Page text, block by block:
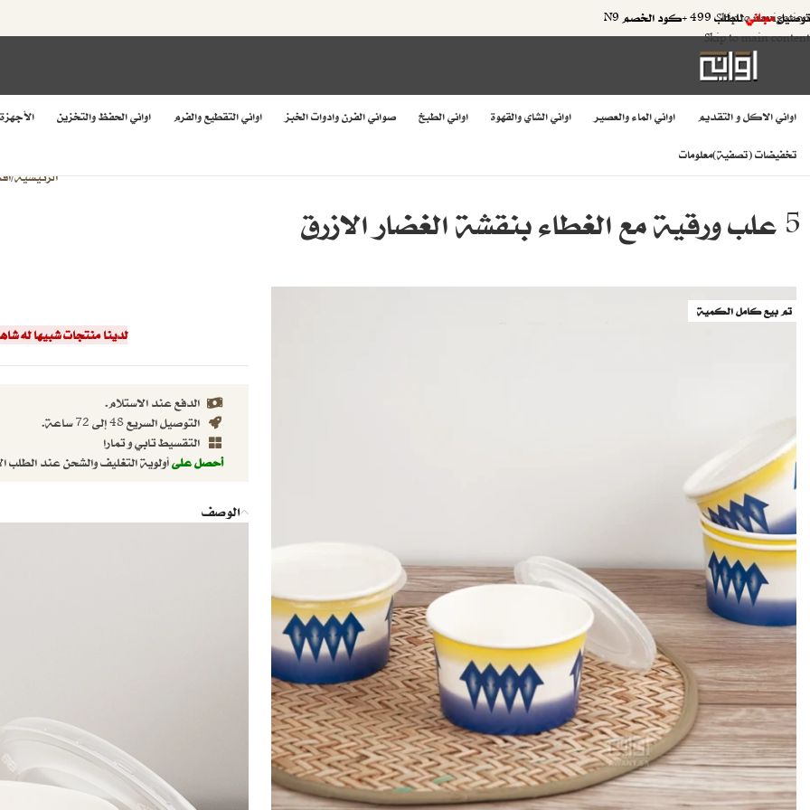
Skip to navigation
Skip to main content
توصيلمجانيللطلب 499 +كود الخصم N9
اواني الاكل و التقديم اواني الماء والعصير اواني الشاي والقهوة اواني الطبخ صواني الفرن وادوات الخبز اواني التقطيع والفرم اواني الحفظ والتخزين
تخفيضات (تصفية)معلومات
الرئيسية/
5 علب ورقية مع الغطاء بنقشة الغضار الازرق
تم بيع كامل الكمية
لدينا منتجات شبيها له
الدفع عند الاستلام.
التوصيل السريع 48 إلى 72 ساعة.
التقسيط تابي و تمارا
أحصل علىأولوية التغليف والشحن عند الطلب
الوصف